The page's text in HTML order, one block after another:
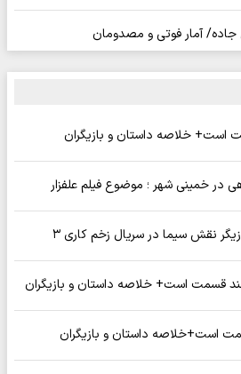
جاده/ آمار فوتی و مصدومان
است+ خلاصه داستان و بازیگران
در خمینی شهر ؛ موضوع فیلم علفزار
نقش سیما در سریال زخم کاری ۳
قسمت است+ خلاصه داستان و بازیگران
است+خلاصه داستان و بازیگران